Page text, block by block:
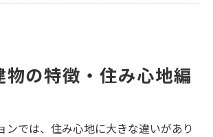
の特徴・住み心地編
ンでは、住み心地に大きな違いがあり